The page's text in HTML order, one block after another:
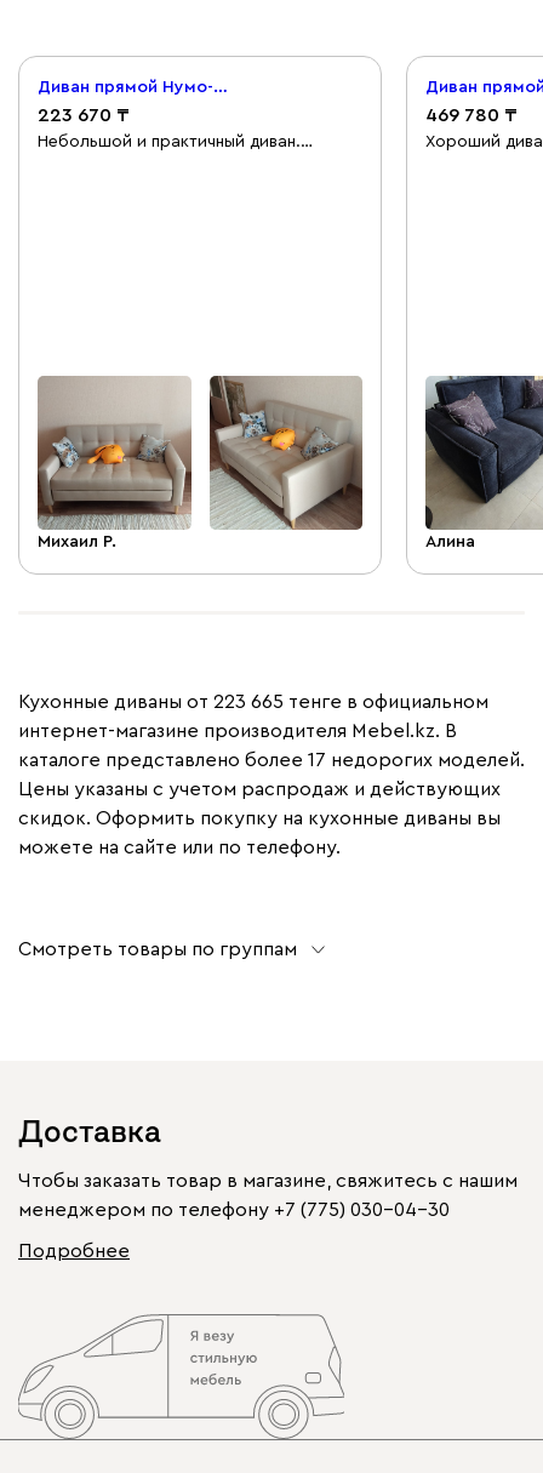
Диван прямой Нумо-Мини 120 Рогожка Кремовый
223 670
Небольшой и практичный диван.
Михаил Р.
469 780
Хороший
Алина
Кухонные диваны от 223 665 тенге в официальном
интернет-магазине производителя Mebel.kz. В
каталоге представлено более 17 недорогих моделей.
Цены указаны с учетом распродаж и действующих
скидок. Оформить покупку на кухонные диваны вы
можете на сайте или по телефону.
Смотреть товары по группам
Доставка
Чтобы заказать товар в магазине, свяжитесь с нашим
менеджером по телефону +7 (775) 030-04-30
Подробнее